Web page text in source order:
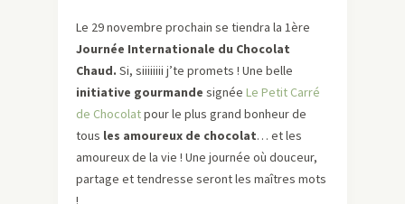
Le 29 novembre prochain se tiendra la 1ère
Journée Internationale du Chocolat
Chaud. Si, siiiiiiii j’te promets ! Une belle
initiative gourmande signée Le Petit Carré
de Chocolatpour le plus grand bonheur de
tous les amoureux de chocolat… et les
amoureux de la vie ! Une journée où douceur,
partage et tendresse seront les maîtres mots
!